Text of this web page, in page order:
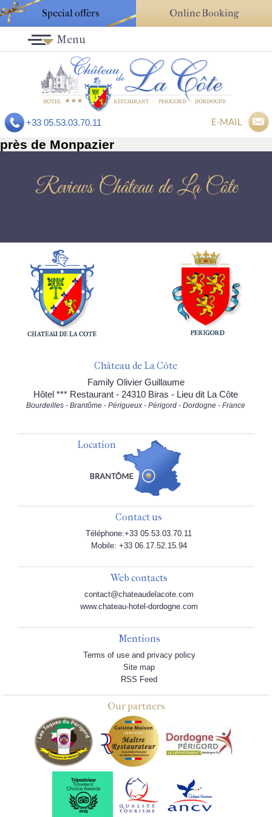
Special offers Online Booking
+33 05.53.03.70.11 E-MAIL
Menu
près de Monpazier
Reviews Château de La Côte
Château de La Côte
Family Olivier Guillaume
Hôtel *** Restaurant - 24310 Biras - Lieu dit La Côte
Bourdeilles - Brantôme - Périgueux - Périgord - Dordogne - France
Location
Contact us
Téléphone:+33 05.53.03.70.11
Mobile: +33 06.17.52.15.94
Web contacts
contact@chateaudelacote.com
www.chateau-hotel-dordogne.com
Mentions
Terms of use and privacy policy
Site map
RSS Feed
Our partners